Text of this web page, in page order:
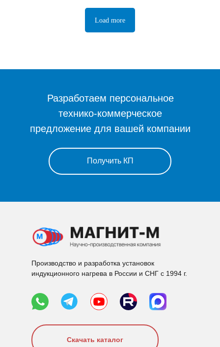
Load more
Разработаем персональное
технико-коммерческое
предложение для вашей компании
Получить КП
Производство и разработка установок
индукционного нагрева в России и СНГ с 1994 г.
Скачать каталог